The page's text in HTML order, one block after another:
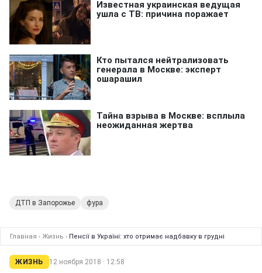
ДТП в Запорожье фура
Главная › Жизнь › Пенсії в Україні: хто отримає надбавку в грудні
ЖИЗНЬ 12 ноября 2018 · 12:58